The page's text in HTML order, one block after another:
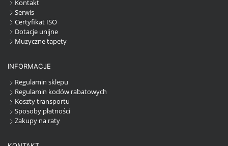
Kontakt
Serwis
Certyfikat ISO
Dotacje unijne
Muzyczne tapety
INFORMACJE
Regulamin sklepu
Regulamin kodów rabatowych
Koszty transportu
Sposoby płatności
Zakupy na raty